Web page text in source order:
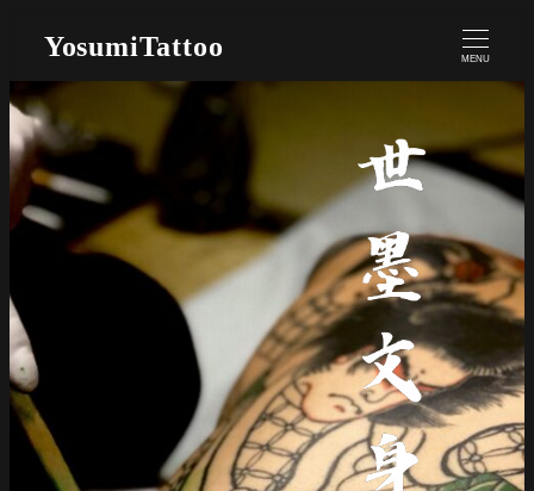
YosumiTattoo MENU